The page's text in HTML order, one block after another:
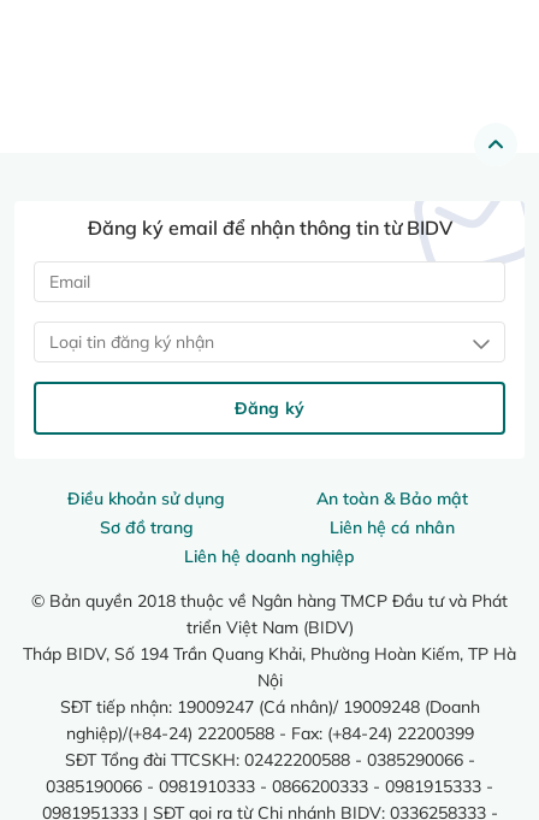
Điều khoản sử dụng
An toàn & Bảo mật
Sơ đồ trang
Liên hệ cá nhân
Liên hệ doanh nghiệp
© Bản quyền 2018 thuộc về Ngân hàng TMCP Đầu tư và Phát
triển Việt Nam (BIDV)
Tháp BIDV, Số 194 Trần Quang Khải, Phường Hoàn Kiếm, TP Hà
Nội
SĐT tiếp nhận: 19009247 (Cá nhân)/ 19009248 (Doanh
nghiệp)/(+84-24) 22200588 - Fax: (+84-24) 22200399
SĐT Tổng đài TTCSKH: 02422200588 - 0385290066 -
0385190066 - 0981910333 - 0866200333 - 0981915333 -
0981951333 | SĐT gọi ra từ Chi nhánh BIDV: 0336258333 -
Đăng ký email để nhận thông tin từ BIDV
Loại tin đăng ký nhận
Đăng ký